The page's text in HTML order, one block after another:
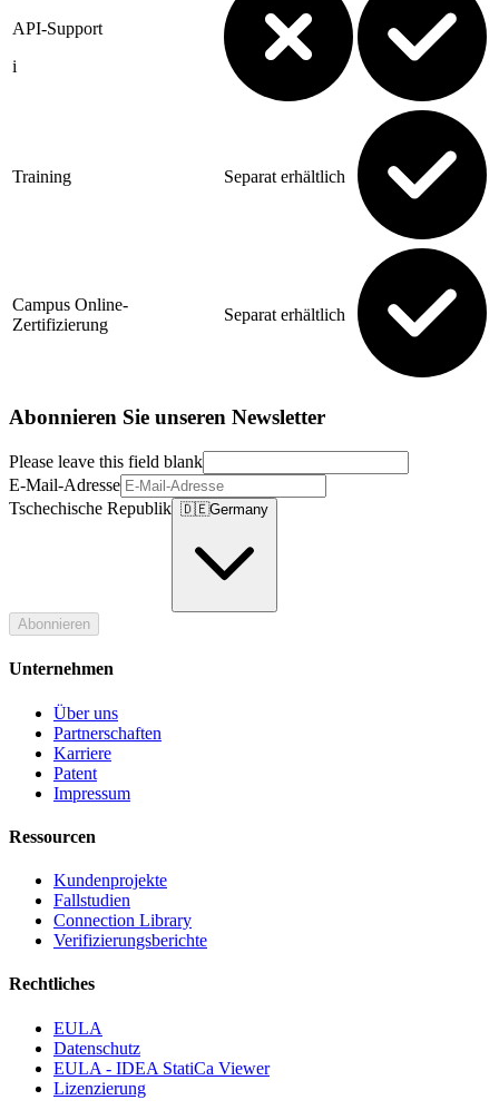
API-Support
i
Training Separat erhältlich
Campus Online-
Zertifizierung
Separat erhältlich
Abonnieren Sie unseren Newsletter
Please leave this field blank
E-Mail-Adresse
Tschechische Republik 🇩🇪Germany
Abonnieren
Unternehmen
Über uns
Partnerschaften
Karriere
Patent
Impressum
Ressourcen
Kundenprojekte
Fallstudien
Connection Library
Verifizierungsberichte
Rechtliches
EULA
Datenschutz
EULA - IDEA StatiCa Viewer
Lizenzierung